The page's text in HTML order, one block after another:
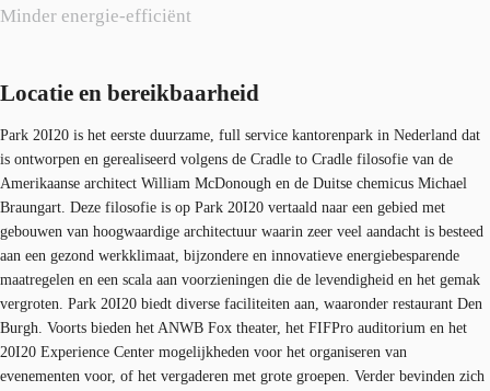
Minder energie-efficiënt
Locatie en bereikbaarheid
Park 20I20 is het eerste duurzame, full service kantorenpark in Nederland dat
is ontworpen en gerealiseerd volgens de Cradle to Cradle filosofie van de
Amerikaanse architect William McDonough en de Duitse chemicus Michael
Braungart. Deze filosofie is op Park 20I20 vertaald naar een gebied met
gebouwen van hoogwaardige architectuur waarin zeer veel aandacht is besteed
aan een gezond werkklimaat, bijzondere en innovatieve energiebesparende
maatregelen en een scala aan voorzieningen die de levendigheid en het gemak
vergroten. Park 20I20 biedt diverse faciliteiten aan, waaronder restaurant Den
Burgh. Voorts bieden het ANWB Fox theater, het FIFPro auditorium en het
20I20 Experience Center mogelijkheden voor het organiseren van
evenementen voor, of het vergaderen met grote groepen. Verder bevinden zich